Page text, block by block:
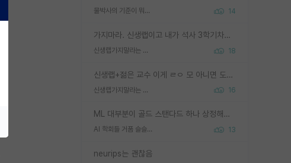
물박사의 기준이 뭐임? 14
가지마라. 신생랩이고 내가 석사 3학기차인데 최고참인데 나도 아무것도 모르는데 교수가 후배들 왜 논문 교육 안시키냐. 논문 왜 안 써오냐 닦달한다
신생랩가지말라는 이유가 있었구나 18
신생랩+젊은 교수 이게 ㄹㅇ 모 아니면 도인듯.
신생랩가지말라는 이유가 있었구나 16
ML 대부분이 골드 스탠다드 하나 상정해놓고 (벤치마크 데이터셋이 여러 개면 여러 개 상정) 그거 얼마나 잘 맞추나 싸움임 가끔 번뜩이는 설계 철학을 보여주는 논문들도 있지만 대부분 그거 성적 얼마나 더 올리느라에 혈안이 되어 있는 측면이 잇음
AI 학회들 거품 슬슬 지적이 나오네요 13
neurips는 괜찮음